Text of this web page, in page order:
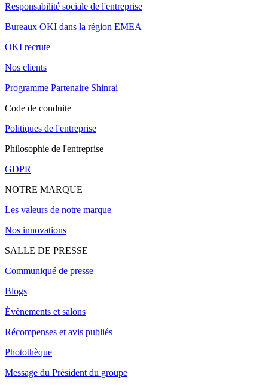
Responsabilité sociale de l'entreprise
Bureaux OKI dans la région EMEA
OKI recrute
Nos clients
Programme Partenaire Shinrai
Code de conduite
Politiques de l'entreprise
Philosophie de l'entreprise
GDPR
NOTRE MARQUE
Les valeurs de notre marque
Nos innovations
SALLE DE PRESSE
Communiqué de presse
Blogs
Évènements et salons
Récompenses et avis publiés
Photothèque
Message du Président du groupe